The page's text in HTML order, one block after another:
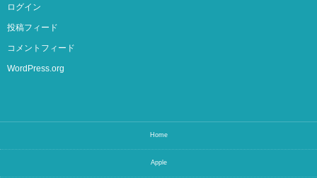
ログイン
投稿フィード
コメントフィード
WordPress.org
Home
Apple